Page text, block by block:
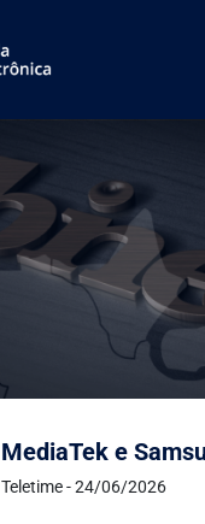
MediaTek e
Teletime - 24/06/2026